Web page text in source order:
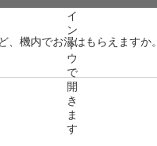
、機内でお湯はもらえますか。